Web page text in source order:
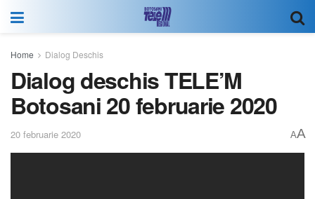
Home Dialog Deschis
Dialog deschis TELE’M
Botosani 20 februarie 2020
20 februarie 2020 AA